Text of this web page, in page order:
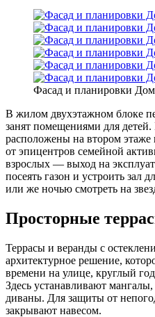
Фасад и планировки
В жилом двухэтажном блоке
занят помещениями для
расположены на втором
от эпицентров семейной
взрослых — выход на
посеять газон и устроить зал
или же ночью смотреть на
Просторные
Террасы и веранды с
архитектурное решение,
времени на улице, круглый
Здесь устанавливают
диваны. Для защиты от
закрывают навесом.